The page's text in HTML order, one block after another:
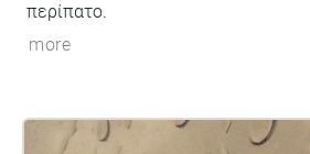
περίπατο.
more